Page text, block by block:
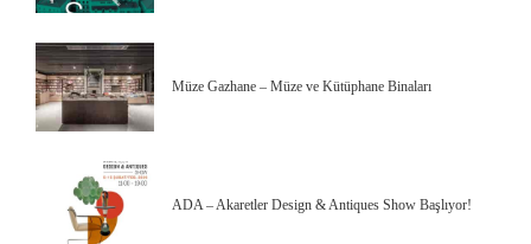
Müze Gazhane – Müze ve Kütüphane Binaları
ADA – Akaretler Design & Antiques Show Başlıyor!